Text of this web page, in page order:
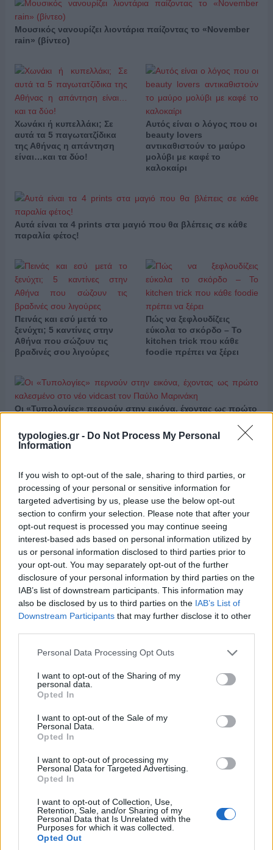
typologies.gr - Do Not Process My Personal
Information
If you wish to opt-out of the sale, sharing to third parties, or
processing of your personal or sensitive information for
targeted advertising by us, please use the below opt-out
section to confirm your selection. Please note that after your
opt-out request is processed you may continue seeing
interest-based ads based on personal information utilized by
us or personal information disclosed to third parties prior to
your opt-out. You may separately opt-out of the further
disclosure of your personal information by third parties on the
IAB’s list of downstream participants. This information may
also be disclosed by us to third parties on the IAB’s List of
Downstream Participants that may further disclose it to other
Please note that this website/app uses one or more Google
not limited to your visit or usage behaviour. You may click to
grant or deny consent to Google and its third-party tags to
use your data for below specified purposes in below Google
consent section.
Personal Data Processing Opt Outs
I want to opt-out of the Sharing of my
personal data.
Opted In
I want to opt-out of the Sale of my
Personal Data.
Opted In
I want to opt-out of processing my
Personal Data for Targeted Advertising.
Opted In
I want to opt-out of Collection, Use,
Retention, Sale, and/or Sharing of my
Personal Data that Is Unrelated with the
Purposes for which it was collected.
Opted Out
Μουσικός νανουρίζει λιοντάρια παίζοντας το «November
rain» (βίντεο)
Χωνάκι ή κυπελλάκι; Σε
αυτά τα 5 παγωτατζίδικα
της Αθήνας η απάντηση
είναι…και τα δύο!
Αυτός είναι ο λόγος που οι
beauty lovers
αντικαθιστούν το μαύρο
μολύβι με καφέ το
καλοκαίρι
Αυτά είναι τα 4 prints στα μαγιό που θα βλέπεις σε κάθε
παραλία φέτος!
Πεινάς και εσύ μετά το
ξενύχτι; 5 καντίνες στην
Αθήνα που σώζουν τις
βραδινές σου λιγούρες
Πώς να ξεφλουδίζεις
εύκολα το σκόρδο – Το
kitchen trick που κάθε
foodie πρέπει να ξέρει
Οι «Τυπολογίες» περνούν στην εικόνα, έχοντας ως πρώτο
Τηλεοπτικά
«Μαγειρέματα», Ψηφιακοί
Πόλεμοι και ένα…
Τσουνάμι Αλλαγών: Η
Εβδομάδα που Ανακάτεψε
την Τράπουλα των
Ελληνικών Media
«Τυπολογίες» στο
YouTube: Ο Δήμος
Βερύκιος ανοίγει τα χαρτιά
του – Vidcast
ΤΣΟΥΝΑΜΙ ψηφιακής οργής… συμπαρασύρει την
Ξορκίζουν τις διπλές
εκλογές στο Μαξίμου
Ο καιρός των επομένων
ημερών: Κανονικός
άνοδο της θερμοκρασίας
X